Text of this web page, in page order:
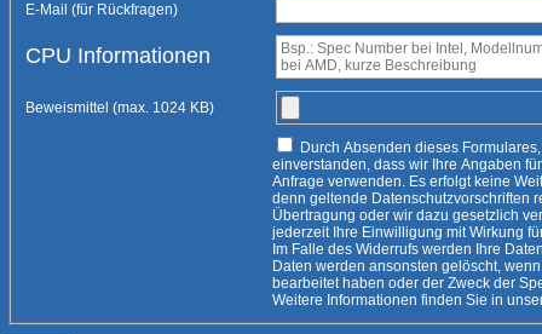
E-Mail (für Rückfragen)
CPU Informationen
Beweismittel (max. 1024 KB)
einverstanden, dass wir Ihre Angaben für die Beantwortung Ihrer
Anfrage verwenden. Es erfolgt keine Weitergabe an Dritte, es sei
denn geltende Datenschutzvorschriften rechtfertigen eine
Übertragung oder wir dazu gesetzlich
jederzeit Ihre Einwilligung mit Wirkung
Im Falle des Widerrufs werden Ihre Daten
Daten werden ansonsten gelöscht,
bearbeitet haben oder der Zweck der Speicherung entfallen ist.
Weitere Informationen finden Sie